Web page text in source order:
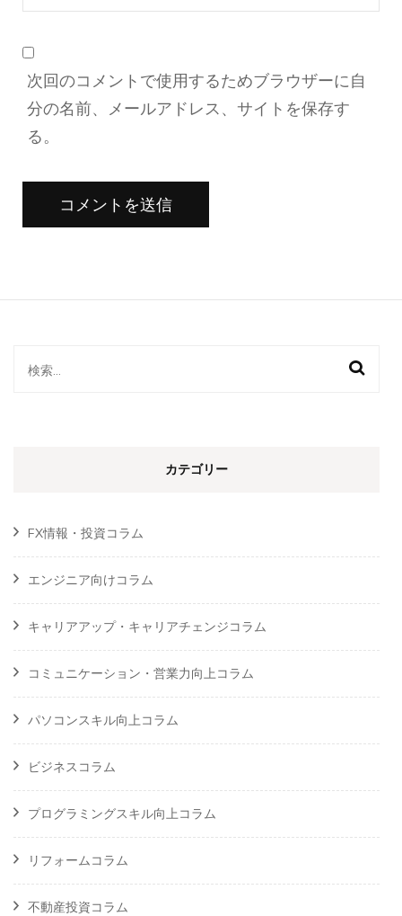
次回のコメントで使用するためブラウザーに自
分の名前、メールアドレス、サイトを保存す
る。
検
カテゴリー
FX情報・投資コラム
エンジニア向けコラム
キャリアアップ・キャリアチェンジコラム
コミュニケーション・営業力向上コラム
パソコンスキル向上コラム
ビジネスコラム
プログラミングスキル向上コラム
リフォームコラム
不動産投資コラム